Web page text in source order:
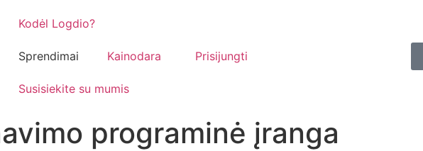
Kodėl Logdio?
Sprendimai Kainodara
Susisiekite su mumis
Prisijungti
programinė įranga